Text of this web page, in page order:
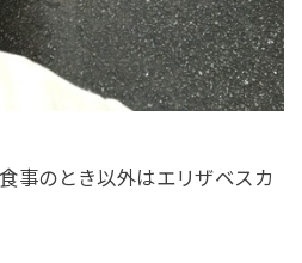
事のとき以外はエリザベスカ